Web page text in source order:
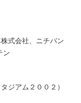
式会社、ニチバン
ン
ジアム２００２）